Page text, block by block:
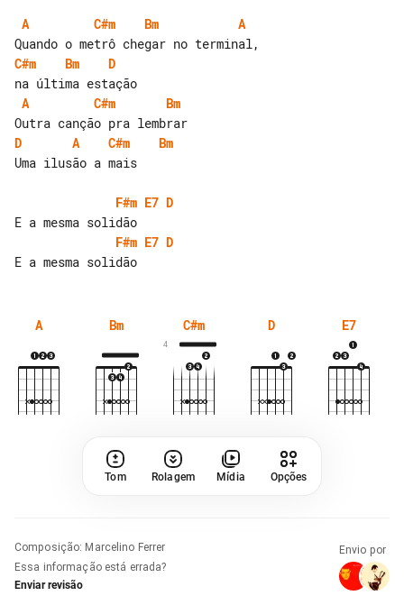
A C#m Bm
A
C#m
Bm
D
A
C#m
Bm
D
A C#m
Bm
Uma ilusão a mais
F#m E7 D
F#m E7 D
A Bm C#m
4
D E7
Tom Rolagem Mídia Opções
Composição: Marcelino Ferrer
Essa informação está errada?
Enviar revisão
Envio por